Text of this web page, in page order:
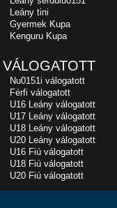
Leány tini
Gyermek Kupa
Kenguru Kupa
VÁLOGATOTT
Nu0151i válogatott
Férfi válogatott
U16 Leány válogatott
U17 Leány válogatott
U18 Leány válogatott
U20 Leány válogatott
U16 Fiú válogatott
U18 Fiú válogatott
U20 Fiú válogatott